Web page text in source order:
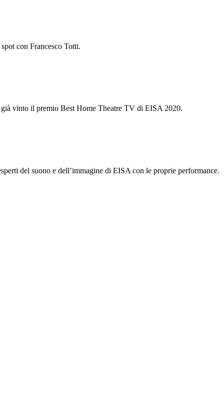
con Francesco Totti.
vinto il premio Best Home Theatre TV di EISA 2020.
del suono e dell’immagine di EISA con le proprie performance.